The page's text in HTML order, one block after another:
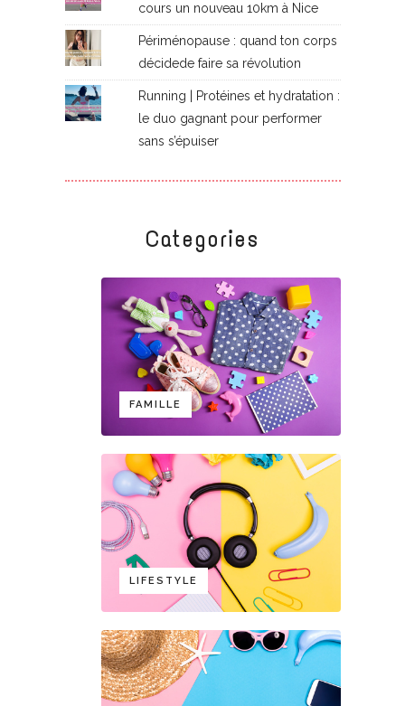
cours un nouveau 10km à Nice
Périménopause : quand ton corps
décidede faire sa révolution
Running | Protéines et hydratation :
le duo gagnant pour performer
sans s’épuiser
Categories
FAMILLE
LIFESTYLE